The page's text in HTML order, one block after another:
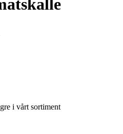
i vårt sortiment